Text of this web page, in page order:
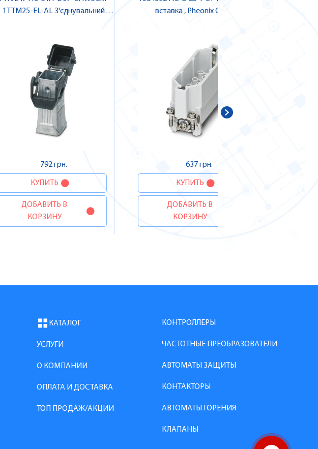
1TTM25-EL-AL З'єднувальний
792 грн.
КУПИТЬ
ДОБАВИТЬ В
КОРЗИНУ
вставка , Pheonix Contact
637 грн.
КУПИТЬ
ДОБАВИТЬ В
КОРЗИНУ
КАТАЛОГ
УСЛУГИ
О КОМПАНИИ
ОПЛАТА И ДОСТАВКА
ТОП ПРОДАЖ/АКЦИИ
КОНТРОЛЛЕРЫ
ЧАСТОТНЫЕ ПРЕОБРАЗОВАТЕЛИ
АВТОМАТЫ ЗАЩИТЫ
КОНТАКТОРЫ
АВТОМАТЫ ГОРЕНИЯ
КЛАПАНЫ